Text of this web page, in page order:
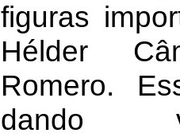
figuras
Hélder
Romero.
dando